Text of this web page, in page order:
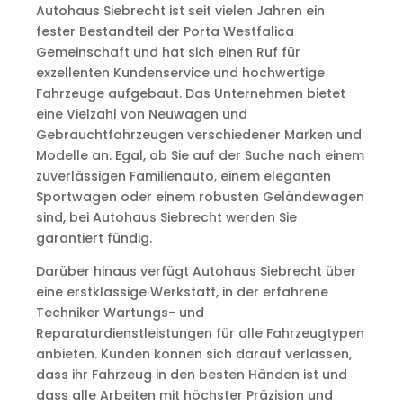
Autohaus Siebrecht ist seit vielen Jahren ein
fester Bestandteil der Porta Westfalica
Gemeinschaft und hat sich einen Ruf für
exzellenten Kundenservice und hochwertige
Fahrzeuge aufgebaut. Das Unternehmen bietet
eine Vielzahl von Neuwagen und
Gebrauchtfahrzeugen verschiedener Marken und
Modelle an. Egal, ob Sie auf der Suche nach einem
zuverlässigen Familienauto, einem eleganten
Sportwagen oder einem robusten Geländewagen
sind, bei Autohaus Siebrecht werden Sie
garantiert fündig.
Darüber hinaus verfügt Autohaus Siebrecht über
eine erstklassige Werkstatt, in der erfahrene
Techniker Wartungs- und
Reparaturdienstleistungen für alle Fahrzeugtypen
anbieten. Kunden können sich darauf verlassen,
dass ihr Fahrzeug in den besten Händen ist und
dass alle Arbeiten mit höchster Präzision und